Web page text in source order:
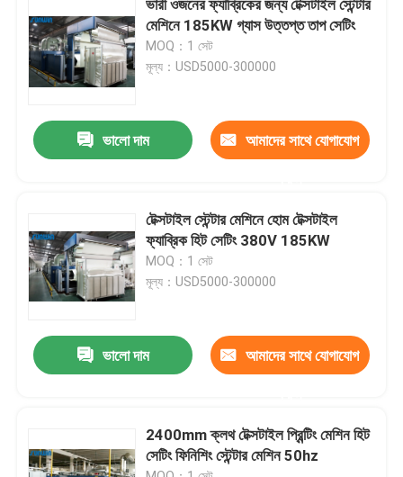
আমাদের সম্পর্কে
কারখানা ভ্রমণ
যোগাযোগ করুন
উদ্ধৃতির জন্য আবেদন
টেক্সটাইল স্টেনটার মেশিন
ফ্যাব্রিক স্টেনটার মেশিন
ভারী ওজনের ফ্যাব্রিকের জন্য টেক্সটাইল স্টেন্টার
মেশিনে 185KW গ্যাস উত্তপ্ত তাপ সেটিং
MOQ：1 সেট
মূল্য：USD5000-300000
ভালো দাম আমাদের সাথে যোগাযোগ
টেক্সটাইল স্টেন্টার মেশিনে হোম টেক্সটাইল
ফ্যাব্রিক হিট সেটিং 380V 185KW
MOQ：1 সেট
মূল্য：USD5000-300000
ভালো দাম আমাদের সাথে যোগাযোগ
2400mm ক্লথ টেক্সটাইল প্রিন্টিং মেশিন হিট
সেটিং ফিনিশিং স্টেন্টার মেশিন 50hz